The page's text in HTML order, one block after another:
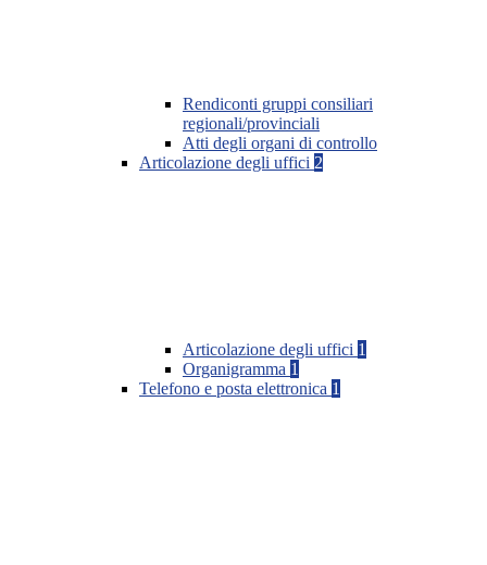
Rendiconti gruppi consiliari
regionali/provinciali
Atti degli organi di controllo
Articolazione degli uffici 2
Articolazione degli uffici 1
Organigramma 1
Telefono e posta elettronica 1